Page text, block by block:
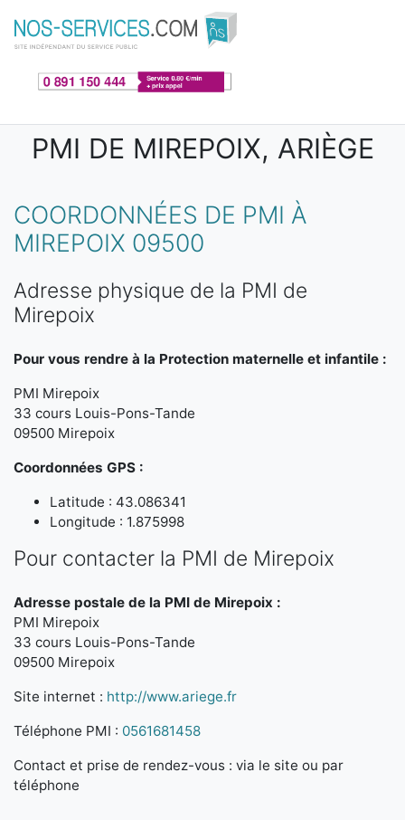
Aller au contenu principal
PMI DE MIREPOIX, ARIÈGE
COORDONNÉES DE PMI À
MIREPOIX 09500
Adresse physique de la PMI de
Mirepoix
Pour vous rendre à la Protection maternelle et infantile :
PMI Mirepoix
33 cours Louis-Pons-Tande
09500 Mirepoix
Coordonnées GPS :
Latitude : 43.086341
Longitude : 1.875998
Pour contacter la PMI de Mirepoix
Adresse postale de la PMI de Mirepoix :
PMI Mirepoix
33 cours Louis-Pons-Tande
09500 Mirepoix
Site internet : http://www.ariege.fr
Téléphone PMI : 0561681458
Contact et prise de rendez-vous : via le site ou par
téléphone